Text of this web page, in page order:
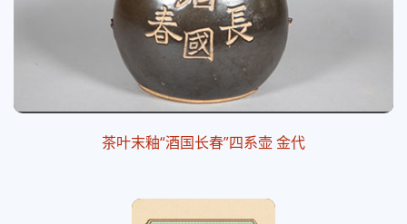
茶叶末釉“酒国长春”四系壶 金代